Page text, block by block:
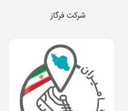
شرکت فرگاز